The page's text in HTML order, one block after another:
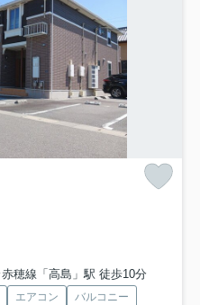
赤穂線「高島」駅 徒歩10分
エアコン
バルコニー